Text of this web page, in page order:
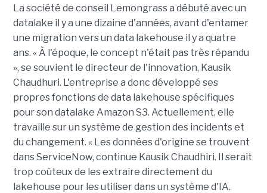
La société de conseil Lemongrass a débuté avec un
datalake il y a une dizaine d'années, avant d'entamer
une migration vers un data lakehouse il y a quatre
ans. « À l'époque, le concept n'était pas très répandu
», se souvient le directeur de l'innovation, Kausik
Chaudhuri. L'entreprise a donc développé ses
propres fonctions de data lakehouse spécifiques
pour son datalake Amazon S3. Actuellement, elle
travaille sur un système de gestion des incidents et
du changement. « Les données d'origine se trouvent
dans ServiceNow, continue Kausik Chaudhiri. Il serait
trop coûteux de les extraire directement du
lakehouse pour les utiliser dans un système d'IA.